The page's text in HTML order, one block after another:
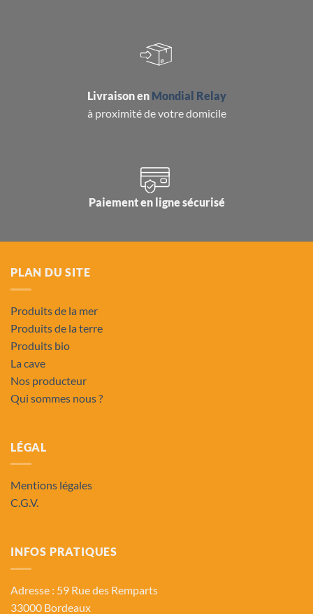
Livraison en Mondial Relay
à proximité de votre domicile
Paiement en ligne sécurisé
PLAN DU SITE
Produits de la mer
Produits de la terre
Produits bio
La cave
Nos producteur
Qui sommes nous ?
LÉGAL
Mentions légales
C.G.V.
INFOS PRATIQUES
Adresse : 59 Rue des Remparts
33000 Bordeaux